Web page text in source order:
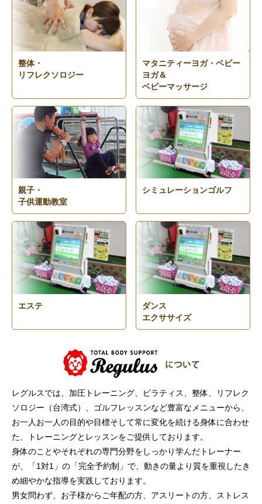
整体・
リフレクソロジー
マタニティーヨガ・ベビー
ヨガ＆
ベビーマッサージ
親子・
子供運動教室
シミュレーションゴルフ
エステ
ダンス
エクササイズ
レグルスでは、加圧トレーニング、ピラティス、整体、リフレク
ソロジー（台湾式）、ゴルフレッスンなど豊富なメニューから、
お一人お一人の目的や目標そして常に変化を続ける身体に合わせ
た、トレーニングとレッスンをご提供しております。
身体のことやそれぞれの専門分野をしっかり学んだトレーナー
が、「1対1」の「完全予約制」で、動きの量より質を重視したき
め細やかな指導を実践しております。
男女問わず、お子様からご年配の方、アスリートの方、ストレス